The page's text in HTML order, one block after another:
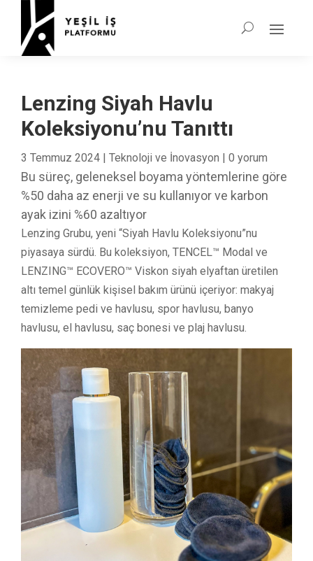
Lenzing Siyah Havlu
Koleksiyonu’nu Tanıttı
3 Temmuz 2024 | Teknoloji ve İnovasyon | 0 yorum
Bu süreç, geleneksel boyama yöntemlerine göre
%50 daha az enerji ve su kullanıyor ve karbon
ayak izini %60 azaltıyor
Lenzing Grubu, yeni “Siyah Havlu Koleksiyonu”nu
piyasaya sürdü. Bu koleksiyon, TENCEL™ Modal ve
LENZING™ ECOVERO™ Viskon siyah elyaftan üretilen
altı temel günlük kişisel bakım ürünü içeriyor: makyaj
temizleme pedi ve havlusu, spor havlusu, banyo
havlusu, el havlusu, saç bonesi ve plaj havlusu.